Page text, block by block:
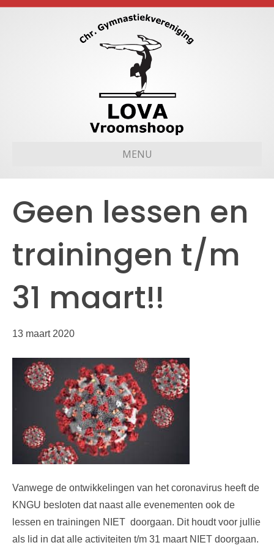
MENU
Geen lessen en
trainingen t/m
31 maart!!
13 maart 2020
Vanwege de ontwikkelingen van het coronavirus heeft de
KNGU besloten dat naast alle evenementen ook de
lessen en trainingen NIET doorgaan. Dit houdt voor jullie
als lid in dat alle activiteiten t/m 31 maart NIET doorgaan.